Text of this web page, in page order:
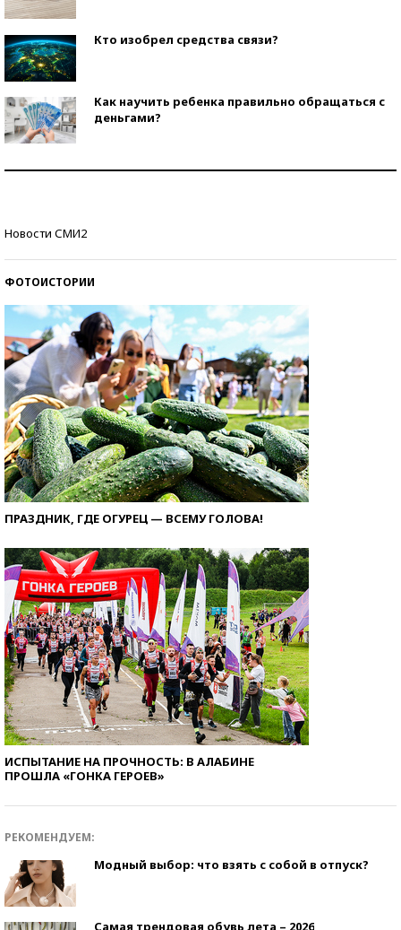
Кто изобрел средства связи?
Как научить ребенка правильно обращаться с
деньгами?
Новости СМИ2
ФОТОИСТОРИИ
ПРАЗДНИК, ГДЕ ОГУРЕЦ — ВСЕМУ ГОЛОВА!
ИСПЫТАНИЕ НА ПРОЧНОСТЬ: В АЛАБИНЕ
ПРОШЛА «ГОНКА ГЕРОЕВ»
РЕКОМЕНДУЕМ:
Модный выбор: что взять с собой в отпуск?
Самая трендовая обувь лета – 2026